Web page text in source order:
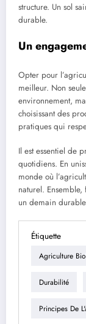
structure. Un sol
durable.
Un
Opter pour
meilleur. Non
environnement,
choisissant des
pratiques qui
Il est essentiel de
quotidiens. En
monde où
naturel.
un demain
Étiquette
Agriculture
Durabilité
Principes De